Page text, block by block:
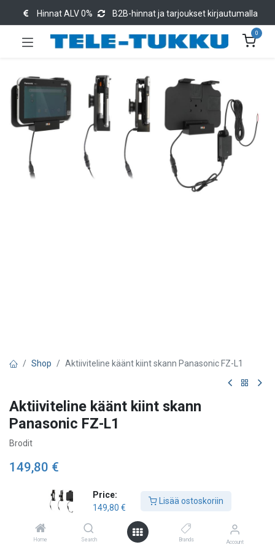
Price:
149,80 €
Lisää ostoskoriin
Home Search Brands Account
Hinnat ALV 0% B2B-hinnat ja tarjoukset kirjautumalla
0
Shop Aktiiviteline käänt kiint skann Panasonic FZ-L1
Aktiiviteline käänt kiint skann
Panasonic FZ-L1
Brodit
149,80 €
Lisää ostoskoriin
Lisää toivelistalle